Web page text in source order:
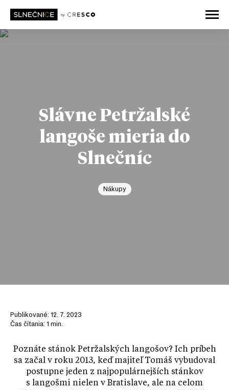
Slávne Petržalské
langoše mieria do
Slnečníc
Nákupy
Publikované: 12. 7. 2023
Čas čítania: 1 min.
Poznáte stánok Petržalských langošov? Ich príbeh
sa začal v roku 2013, keď majiteľ Tomáš vybudoval
postupne jeden z najpopulárnejších stánkov
s langošmi nielen v Bratislave, ale na celom